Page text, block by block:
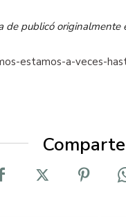
de publicó originalmente
estamos-a-veces-
Comparte